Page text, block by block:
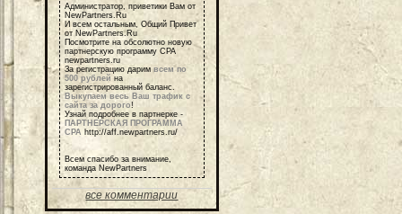
Администратор, приветики Вам от
NewPartners.Ru
И всем остальным, Общий Привет
от NewPartners.Ru
Посмотрите на обсолютно новую
партнерскую программу СРА
newpartners.ru
За регистрацию даримвсем по
500 рублей на
зарегистрированный баланс.
Выкупаем весь Ваш трафик с
сайта за дорого!
Узнай подробнее в партнерке -
ПАРТНЕРСКАЯ ПРОГРАММА
СРА http://aff.newpartners.ru/
Всем спасибо за внимание,
команда NewPartners
все комментарии